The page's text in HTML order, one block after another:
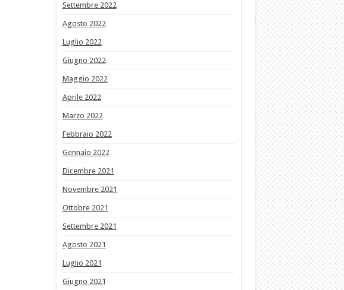
Settembre 2022
Agosto 2022
Luglio 2022
Giugno 2022
Maggio 2022
Aprile 2022
Marzo 2022
Febbraio 2022
Gennaio 2022
Dicembre 2021
Novembre 2021
Ottobre 2021
Settembre 2021
Agosto 2021
Luglio 2021
Giugno 2021